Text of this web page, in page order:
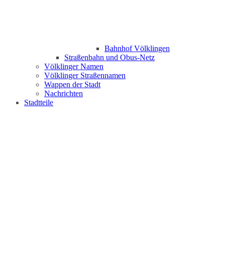
Bahnhof Völklingen
Straßenbahn und Obus-Netz
Völklinger Namen
Völklinger Straßennamen
Wappen der Stadt
Nachrichten
Stadtteile